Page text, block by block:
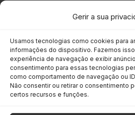
Gerir a sua
Usamos tecnologias como cookies para
informações do dispositivo. Fazemos isso
experiência de navegação e exibir
consentimento para essas tecnologias
como comportamento de navegação ou
Não consentir ou retirar o consentimento
certos recursos e funções.
redacao@bmcnews.com.br
Comercial:
comercial@bmcnews.com.br
Anuncie na BM&C News
A BM&C News conecta marcas a